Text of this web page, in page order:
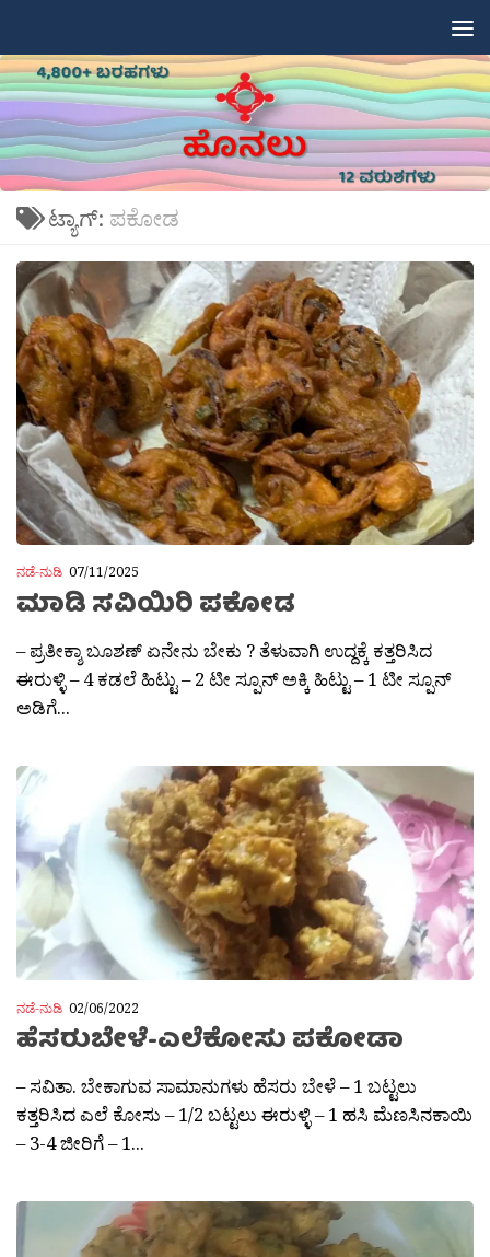
ಟ್ಯಾಗ್: ಪಕೋಡ
ನಡೆ-ನುಡಿ 07/11/2025
ಮಾಡಿ ಸವಿಯಿರಿ ಪಕೋಡ
– ಪ್ರತೀಕ್ಶಾ ಬೂಶಣ್ ಏನೇನು ಬೇಕು ? ತೆಳುವಾಗಿ ಉದ್ದಕ್ಕೆ ಕತ್ತರಿಸಿದ
ಈರುಳ್ಳಿ – 4 ಕಡಲೆ ಹಿಟ್ಟು – 2 ಟೀ ಸ್ಪೂನ್ ಅಕ್ಕಿ ಹಿಟ್ಟು – 1 ಟೀ ಸ್ಪೂನ್
ಅಡಿಗೆ...
ನಡೆ-ನುಡಿ 02/06/2022
ಹೆಸರುಬೇಳೆ-ಎಲೆಕೋಸು ಪಕೋಡಾ
– ಸವಿತಾ. ಬೇಕಾಗುವ ಸಾಮಾನುಗಳು ಹೆಸರು ಬೇಳೆ – 1 ಬಟ್ಟಲು
ಕತ್ತರಿಸಿದ ಎಲೆ ಕೋಸು – 1/2 ಬಟ್ಟಲು ಈರುಳ್ಳಿ – 1 ಹಸಿ ಮೆಣಸಿನಕಾಯಿ
– 3-4 ಜೀರಿಗೆ – 1...